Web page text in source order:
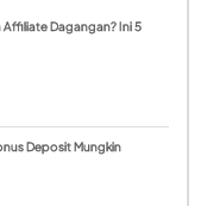
Dagangan? Ini 5
Deposit Mungkin